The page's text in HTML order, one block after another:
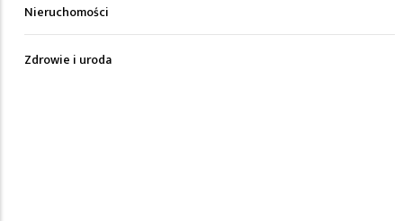
Nieruchomości
Zdrowie i uroda